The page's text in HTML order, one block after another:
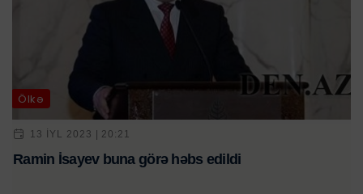
Ölkə
13 IYL 2023 | 20:21
Ramin İsayev buna görə həbs edildi